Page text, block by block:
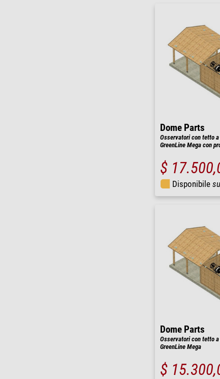
Dome Parts
Osservatori con tetto
GreenLine Mega con
$
Disponibile
Dome Parts
Osservatori con tetto
GreenLine Mega
$